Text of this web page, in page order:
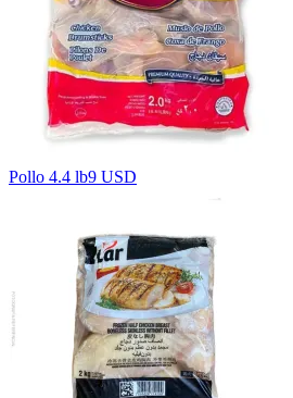
Pollo 4.4 lb9 USD